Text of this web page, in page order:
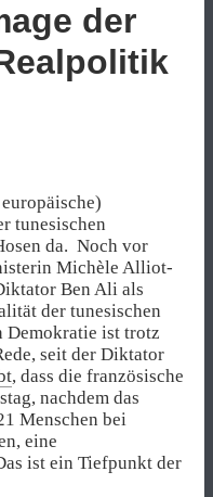
der
tunesischen
da. Noch vor
Michèle Alliot-
Ben Ali als
der tunesischen
Demokratie ist trotz
seit der Diktator
, dass die französische
nachdem das
Menschen bei
eine
ist ein Tiefpunkt der